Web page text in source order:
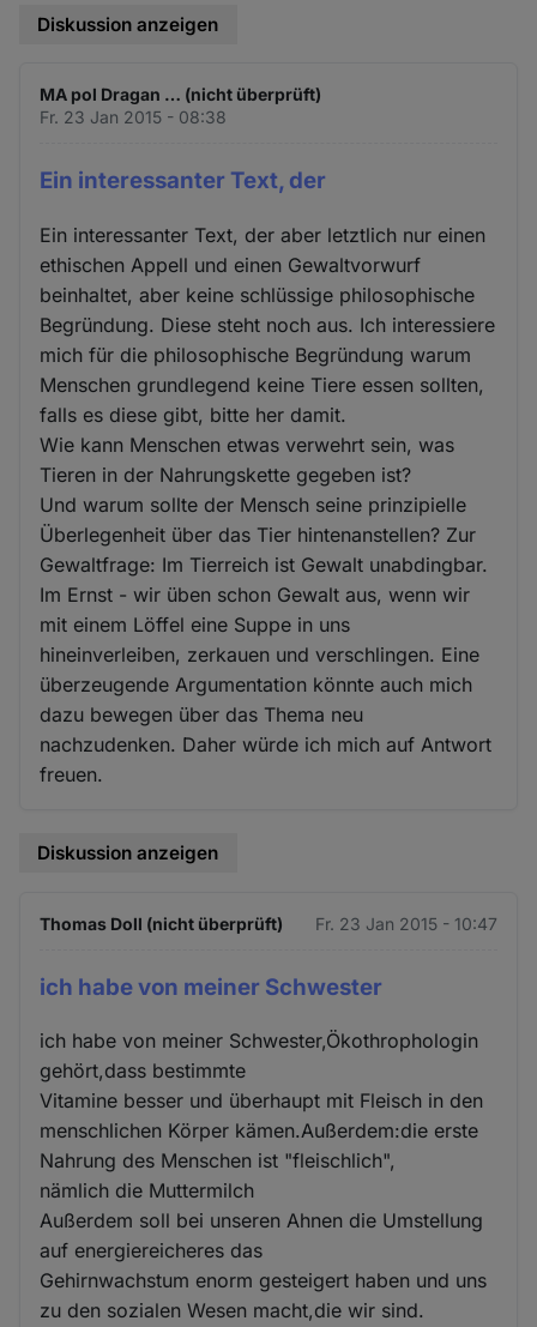
Diskussion anzeigen
MA pol Dragan … (nicht überprüft)
Fr. 23 Jan 2015 - 08:38
Ein interessanter Text, der
Ein interessanter Text, der aber letztlich nur einen
ethischen Appell und einen Gewaltvorwurf
beinhaltet, aber keine schlüssige philosophische
Begründung. Diese steht noch aus. Ich interessiere
mich für die philosophische Begründung warum
Menschen grundlegend keine Tiere essen sollten,
falls es diese gibt, bitte her damit.
Wie kann Menschen etwas verwehrt sein, was
Tieren in der Nahrungskette gegeben ist?
Und warum sollte der Mensch seine prinzipielle
Überlegenheit über das Tier hintenanstellen? Zur
Gewaltfrage: Im Tierreich ist Gewalt unabdingbar.
Im Ernst - wir üben schon Gewalt aus, wenn wir
mit einem Löffel eine Suppe in uns
hineinverleiben, zerkauen und verschlingen. Eine
überzeugende Argumentation könnte auch mich
dazu bewegen über das Thema neu
nachzudenken. Daher würde ich mich auf Antwort
freuen.
Diskussion anzeigen
Thomas Doll (nicht überprüft) Fr. 23 Jan 2015 - 10:47
ich habe von meiner Schwester
ich habe von meiner Schwester,Ökothrophologin
gehört,dass bestimmte
Vitamine besser und überhaupt mit Fleisch in den
menschlichen Körper kämen.Außerdem:die erste
Nahrung des Menschen ist "fleischlich",
nämlich die Muttermilch
Außerdem soll bei unseren Ahnen die Umstellung
auf energiereicheres das
Gehirnwachstum enorm gesteigert haben und uns
zu den sozialen Wesen macht,die wir sind.